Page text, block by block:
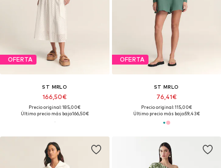
OFERTA
ST MRLO
166,50€
Precio original: 185,00€
Último precio más bajo:166,50€
OFERTA
ST MRLO
76,41€
Precio original: 115,00€
Último precio más bajo:59,43€